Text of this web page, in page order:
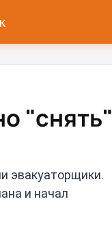
"снять"
эвакуаторщики.
и начал